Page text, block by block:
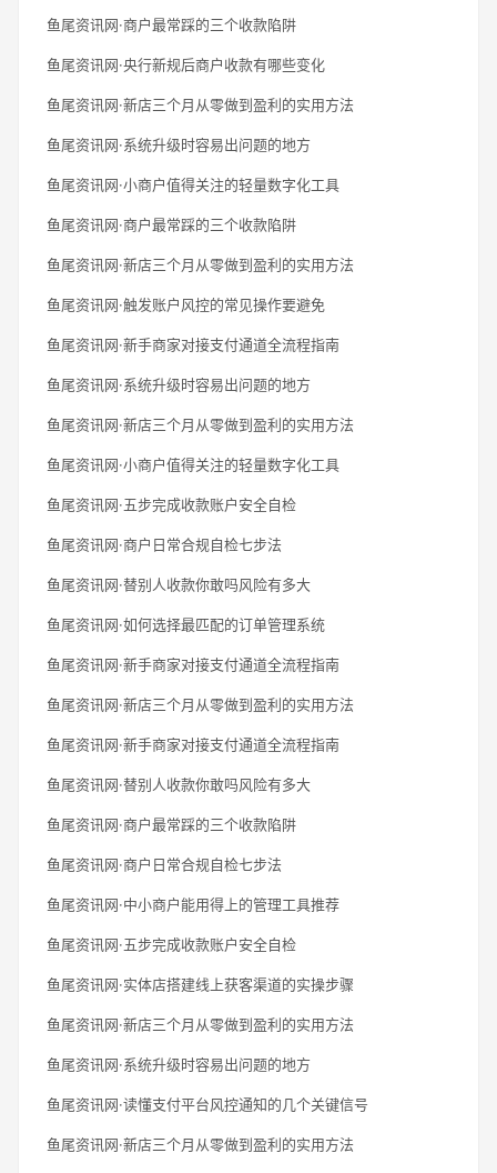
鱼尾资讯网·商户最常踩的三个收款陷阱
鱼尾资讯网·央行新规后商户收款有哪些变化
鱼尾资讯网·新店三个月从零做到盈利的实用方法
鱼尾资讯网·系统升级时容易出问题的地方
鱼尾资讯网·小商户值得关注的轻量数字化工具
鱼尾资讯网·商户最常踩的三个收款陷阱
鱼尾资讯网·新店三个月从零做到盈利的实用方法
鱼尾资讯网·触发账户风控的常见操作要避免
鱼尾资讯网·新手商家对接支付通道全流程指南
鱼尾资讯网·系统升级时容易出问题的地方
鱼尾资讯网·新店三个月从零做到盈利的实用方法
鱼尾资讯网·小商户值得关注的轻量数字化工具
鱼尾资讯网·五步完成收款账户安全自检
鱼尾资讯网·商户日常合规自检七步法
鱼尾资讯网·替别人收款你敢吗风险有多大
鱼尾资讯网·如何选择最匹配的订单管理系统
鱼尾资讯网·新手商家对接支付通道全流程指南
鱼尾资讯网·新店三个月从零做到盈利的实用方法
鱼尾资讯网·新手商家对接支付通道全流程指南
鱼尾资讯网·替别人收款你敢吗风险有多大
鱼尾资讯网·商户最常踩的三个收款陷阱
鱼尾资讯网·商户日常合规自检七步法
鱼尾资讯网·中小商户能用得上的管理工具推荐
鱼尾资讯网·五步完成收款账户安全自检
鱼尾资讯网·实体店搭建线上获客渠道的实操步骤
鱼尾资讯网·新店三个月从零做到盈利的实用方法
鱼尾资讯网·系统升级时容易出问题的地方
鱼尾资讯网·读懂支付平台风控通知的几个关键信号
鱼尾资讯网·新店三个月从零做到盈利的实用方法